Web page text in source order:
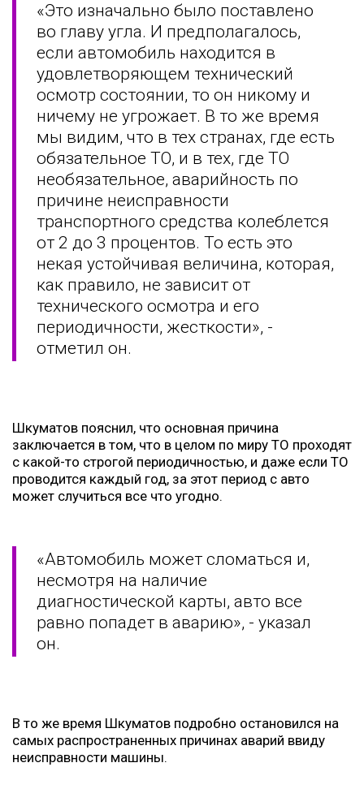
«Это изначально было поставлено
во главу угла. И предполагалось,
если автомобиль находится в
удовлетворяющем технический
осмотр состоянии, то он никому и
ничему не угрожает. В то же время
мы видим, что в тех странах, где есть
обязательное ТО, и в тех, где ТО
необязательное, аварийность по
причине неисправности
транспортного средства колеблется
от 2 до 3 процентов. То есть это
некая устойчивая величина, которая,
как правило, не зависит от
технического осмотра и его
периодичности, жесткости», -
отметил он.
Шкуматов пояснил, что основная причина
заключается в том, что в целом по миру ТО проходят
с какой-то строгой периодичностью, и даже если ТО
проводится каждый год, за этот период с авто
может случиться все что угодно.
«Автомобиль может сломаться и,
несмотря на наличие
диагностической карты, авто все
равно попадет в аварию», - указал
он.
В то же время Шкуматов подробно остановился на
самых распространенных причинах аварий ввиду
неисправности машины.